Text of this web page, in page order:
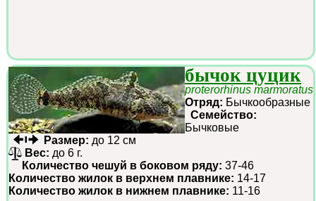
бычок цуцик
proterorhinus marmoratus
Отряд: Бычкообразные
Семейство:
Бычковые
Размер: до 12 см
Вес: до 6 г.
Количество чешуй в боковом ряду: 37-46
Количество жилок в верхнем плавнике: 14-17
Количество жилок в нижнем плавнике: 11-16